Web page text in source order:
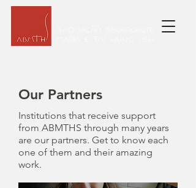
Our Partners
Institutions that receive support
from ABMTHS through many years
are our partners. Get to know each
one of them and their amazing
work.